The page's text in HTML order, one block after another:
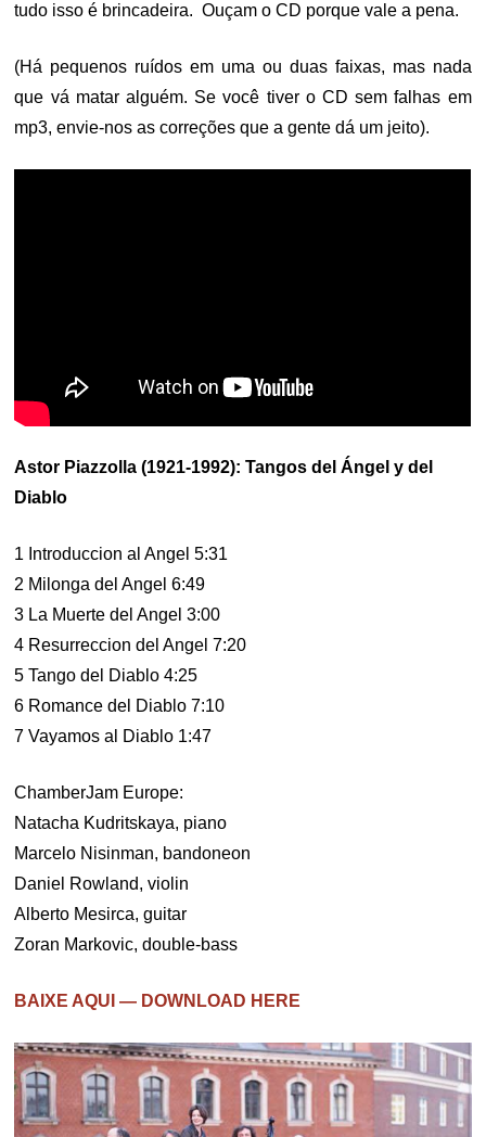
tudo isso é brincadeira. Ouçam o CD porque vale a pena.
(Há pequenos ruídos em uma ou duas faixas, mas nada
que vá matar alguém. Se você tiver o CD sem falhas em
mp3, envie-nos as correções que a gente dá um jeito).
Astor Piazzolla (1921-1992): Tangos del Ángel y del
Diablo
1 Introduccion al Angel 5:31
2 Milonga del Angel 6:49
3 La Muerte del Angel 3:00
4 Resurreccion del Angel 7:20
5 Tango del Diablo 4:25
6 Romance del Diablo 7:10
7 Vayamos al Diablo 1:47
ChamberJam Europe:
Natacha Kudritskaya, piano
Marcelo Nisinman, bandoneon
Daniel Rowland, violin
Alberto Mesirca, guitar
Zoran Markovic, double-bass
BAIXE AQUI — DOWNLOAD HERE